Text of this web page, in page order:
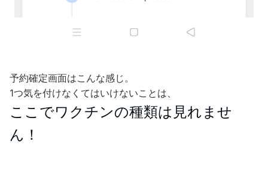
予約確定画面はこんな感じ。
1つ気を付けなくてはいけないことは、
ここでワクチンの種類は見れませ
ん！